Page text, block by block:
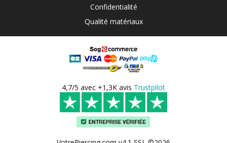
Confidentialité
Qualité matériaux
4,7/5 avec +1,3K avis Trustpilot